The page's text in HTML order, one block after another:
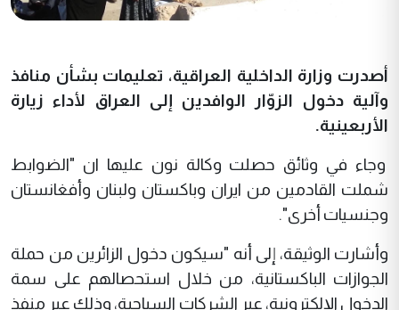
أصدرت وزارة الداخلية العراقية، تعليمات بشأن منافذ
وآلية دخول الزوّار الوافدين إلى العراق لأداء زيارة
الأربعينية.
وجاء في وثائق حصلت وكالة نون عليها ان "الضوابط
شملت القادمين من ايران وباكستان ولبنان وأفغانستان
وجنسيات أخرى".
وأشارت الوثيقة، إلى أنه "سيكون دخول الزائرين من حملة
الجوازات الباكستانية، من خلال استحصالهم على سمة
الدخول الإلكترونية، عبر الشركات السياحية، وذلك عبر منفذ